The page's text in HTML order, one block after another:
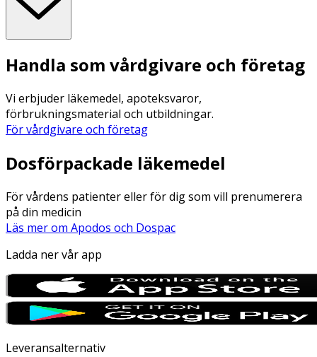
Handla som vårdgivare och företag
Vi erbjuder läkemedel, apoteksvaror,
förbrukningsmaterial och utbildningar.
För vårdgivare och företag
Dosförpackade läkemedel
För vårdens patienter eller för dig som vill prenumerera
på din medicin
Läs mer om Apodos och Dospac
Ladda ner vår app
Leveransalternativ